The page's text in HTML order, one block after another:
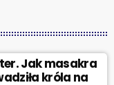
Jak masakra
króla na